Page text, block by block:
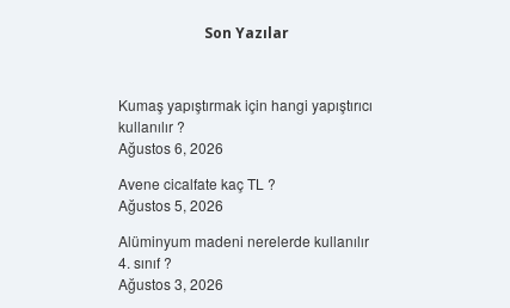
Son Yazılar
Kumaş yapıştırmak için hangi yapıştırıcı
kullanılır ?
Ağustos 6, 2026
Avene cicalfate kaç TL ?
Ağustos 5, 2026
Alüminyum madeni nerelerde kullanılır
4. sınıf ?
Ağustos 3, 2026